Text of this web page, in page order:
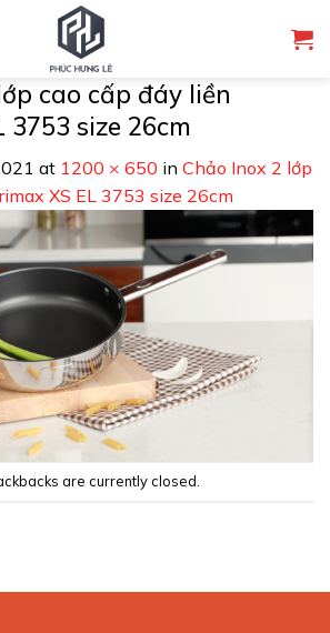
cao cấp đáy liền
3753 size 26cm
at 1200 × 650 in Chảo Inox 2 lớp
XS EL 3753 size 26cm
are currently closed.